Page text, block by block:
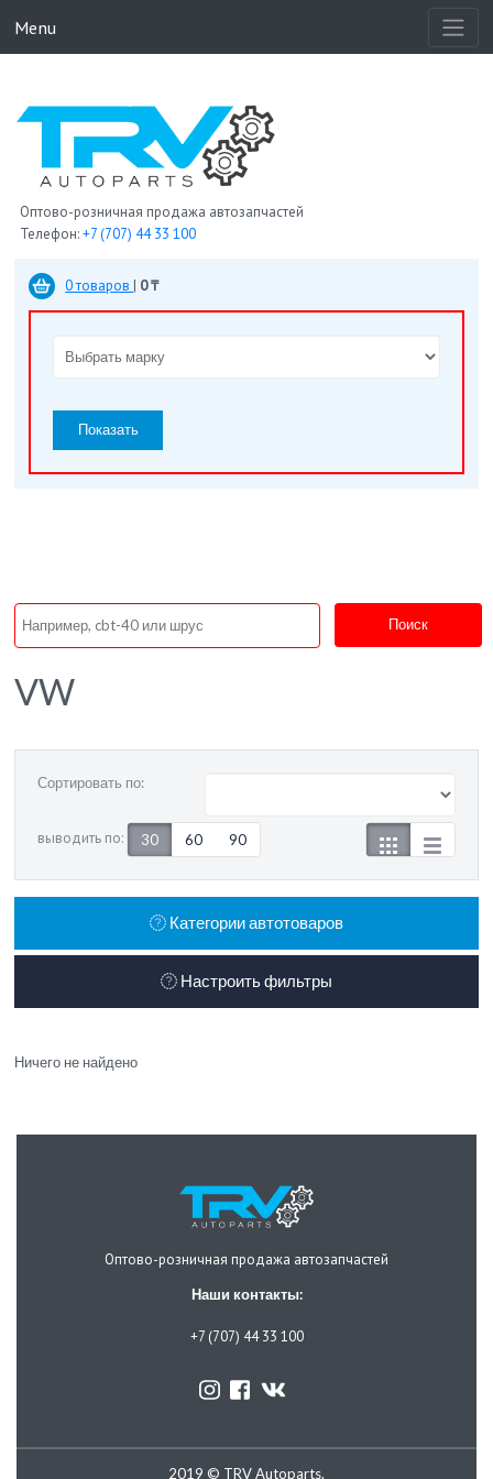
Menu
Оптово-розничная продажа автозапчастей
Телефон:+7 (707) 44 33 100
0 товаров | 0 ₸
Показать
Поиск
VW
Сортировать по:
выводить по: 30 60 90
Категории автотоваров
Настроить фильтры
Ничего не найдено
Оптово-розничная продажа автозапчастей
Наши контакты:
+7 (707) 44 33 100
2019 © TRV Autoparts.